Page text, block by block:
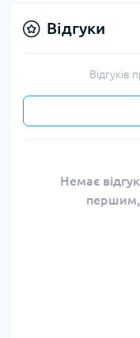
Відгуки
Відгуків
Немає
першим,